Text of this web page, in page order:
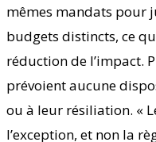
mêmes mandats pour
budgets distincts, ce
réduction de l’impact.
prévoient aucune
ou à leur résiliation. «
l’exception, et non la